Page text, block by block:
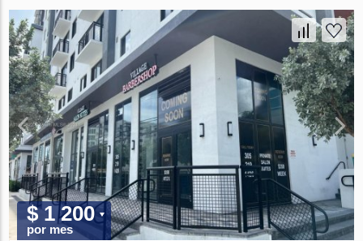
$ 1 200
por mes